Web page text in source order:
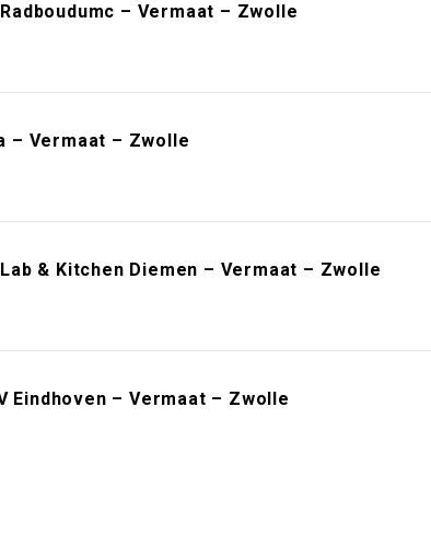
– Vermaat – Zwolle
– Vermaat – Zwolle
& Kitchen Diemen – Vermaat – Zwolle
Eindhoven – Vermaat – Zwolle